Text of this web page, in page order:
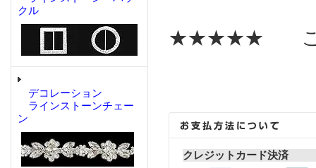
クル
デコレーション
ラインストーンチェー
ン
★★★★★ こ
クレジットカード決済